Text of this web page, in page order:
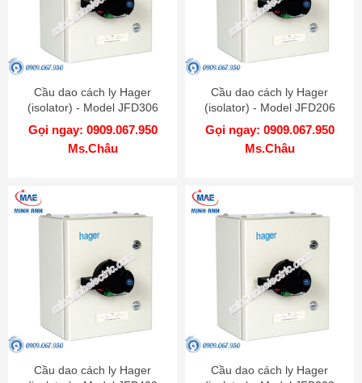
Cầu dao cách ly Hager
(isolator) - Model JFD306
Gọi ngay: 0909.067.950
Ms.Châu
Cầu dao cách ly Hager
(isolator) - Model JFD206
Gọi ngay: 0909.067.950
Ms.Châu
Cầu dao cách ly Hager
Cầu dao cách ly Hager